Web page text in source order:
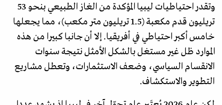
وتقدر احتياطيات ليبيا المؤكدة من الغاز الطبيعي بنحو 53
تريليون قدم مكعبة (1.5 تريليون متر مكعب)، مما يجعلها
خامس أكبر احتياطي في أفريقيا. إلا أن جانبا كبيرا من هذه
الموارد ظل غير مستغل بالشكل الأمثل نتيجة سنوات
الانقسام السياسي، وضعف الاستثمارات، وتعطل مشاريع
التطوير والاستكشاف.